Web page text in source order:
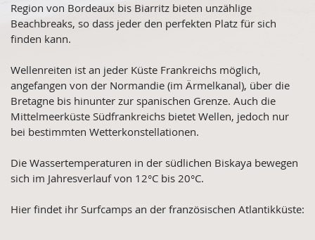
Region von Bordeaux bis Biarritz bieten unzählige
Beachbreaks, so dass jeder den perfekten Platz für sich
finden kann.
Wellenreiten ist an jeder Küste Frankreichs möglich,
angefangen von der Normandie (im Ärmelkanal), über die
Bretagne bis hinunter zur spanischen Grenze. Auch die
Mittelmeerküste Südfrankreichs bietet Wellen, jedoch nur
bei bestimmten Wetterkonstellationen.
Die Wassertemperaturen in der südlichen Biskaya bewegen
sich im Jahresverlauf von 12°C bis 20°C.
Hier findet ihr Surfcamps an der französischen Atlantikküste: